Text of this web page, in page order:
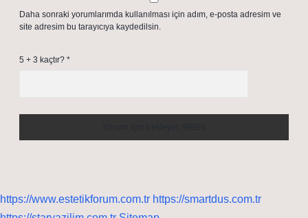
Daha sonraki yorumlarımda kullanılması için adım, e-posta adresim ve
site adresim bu tarayıcıya kaydedilsin.
5 + 3 kaçtır? *
https://www.estetikforum.com.tr https://smartdus.com.tr